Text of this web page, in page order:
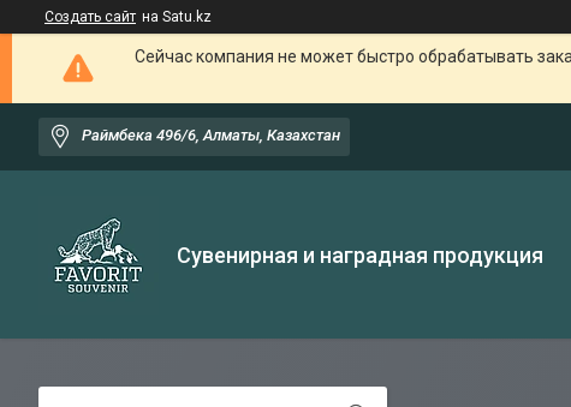
Создать сайт на Satu.kz
Сейчас компания не может быстро обрабатывать
Раймбека 496/6, Алматы, Казахстан
Сувенирная и наградная продукция